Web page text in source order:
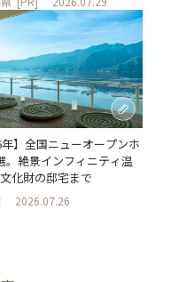
年】全国ニューオープンホ
。絶景インフィニティ温
化財の邸宅まで
2026.07.26